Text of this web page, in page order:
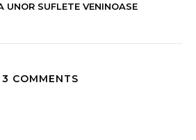
UNOR SUFLETE VENINOASE
3 COMMENTS